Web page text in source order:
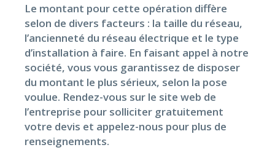
Le montant pour cette opération diffère
selon de divers facteurs : la taille du réseau,
l’ancienneté du réseau électrique et le type
d’installation à faire. En faisant appel à notre
société, vous vous garantissez de disposer
du montant le plus sérieux, selon la pose
voulue. Rendez-vous sur le site web de
l’entreprise pour solliciter gratuitement
votre devis et appelez-nous pour plus de
renseignements.